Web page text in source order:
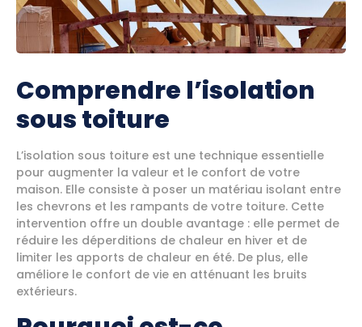
Comprendre l’isolation
sous toiture
L’isolation sous toiture est une technique essentielle
pour augmenter la valeur et le confort de votre
maison. Elle consiste à poser un matériau isolant entre
les chevrons et les rampants de votre toiture. Cette
intervention offre un double avantage : elle permet de
réduire les déperditions de chaleur en hiver et de
limiter les apports de chaleur en été. De plus, elle
améliore le confort de vie en atténuant les bruits
extérieurs.